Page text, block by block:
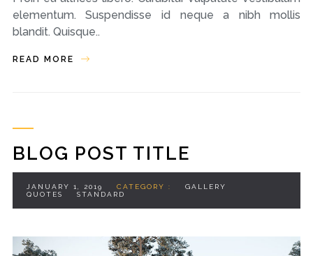
elementum. Suspendisse id neque a nibh mollis
blandit. Quisque..
READ MORE
BLOG POST TITLE
JANUARY 1, 2019 CATEGORY :
GALLERY
QUOTES
STANDARD